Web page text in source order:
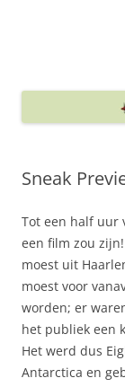
Sneak
Tot een half uur
een film zou
moest uit
moest voor
worden; er
het publiek een
Het werd dus
Antarctica en